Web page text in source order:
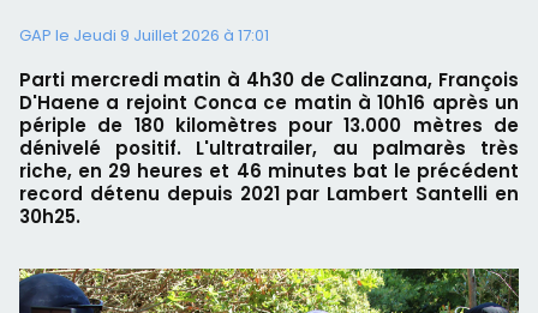
GAP le Jeudi 9 Juillet 2026 à 17:01
Parti mercredi matin à 4h30 de Calinzana, François
D'Haene a rejoint Conca ce matin à 10h16 après un
périple de 180 kilomètres pour 13.000 mètres de
dénivelé positif. L'ultratrailer, au palmarès très
riche, en 29 heures et 46 minutes bat le précédent
record détenu depuis 2021 par Lambert Santelli en
30h25.